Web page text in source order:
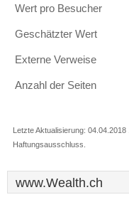
Wert pro Besucher
Geschätzter Wert
Externe Verweise
Anzahl der Seiten
Letzte Aktualisierung:
Haftungsausschluss.
www.Wealth.ch